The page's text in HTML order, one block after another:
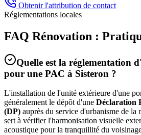
Obtenir l'attribution de contact
Réglementations locales
FAQ Rénovation :
Quelle est la réglementation
pour une PAC à Sisteron ?
L'installation de l'unité extérieure d'une
généralement le dépôt d'une Déclaration
(DP) auprès du service d'urbanisme de la
sert à vérifier l'harmonisation visuelle
acoustique pour la tranquillité du